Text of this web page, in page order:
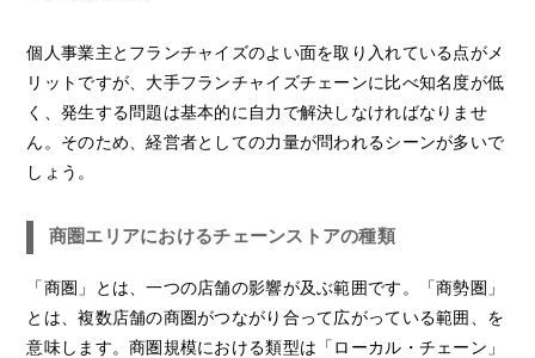
個人事業主とフランチャイズのよい面を取り入れている点がメ
リットですが、大手フランチャイズチェーンに比べ知名度が低
く、発生する問題は基本的に自力で解決しなければなりませ
ん。そのため、経営者としての力量が問われるシーンが多いで
しょう。
商圏エリアにおけるチェーンストアの種類
「商圏」とは、一つの店舗の影響が及ぶ範囲です。「商勢圏」
とは、複数店舗の商圏がつながり合って広がっている範囲、を
意味します。商圏規模における類型は「ローカル・チェーン」